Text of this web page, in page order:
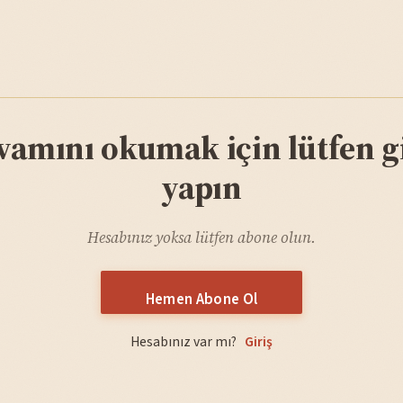
okumak için lütfen
yapın
Hesabınız yoksa lütfen abone olun.
Hemen Abone Ol
Hesabınız var mı? Giriş